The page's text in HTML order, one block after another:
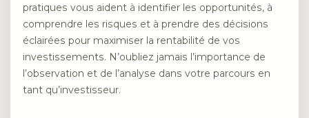
pratiques vous aident à identifier les opportunités, à
comprendre les risques et à prendre des décisions
éclairées pour maximiser la rentabilité de vos
investissements. N’oubliez jamais l’importance de
l’observation et de l’analyse dans votre parcours en
tant qu’investisseur.